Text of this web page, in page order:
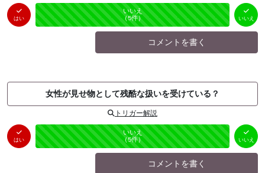
はい
はい
（0件）
未投票
いいえ
（5件） いいえ
コメントを書く
女性が見せ物として残酷な扱いを受けている？
トリガー解説
はい
はい
（0件）
未投票
いいえ
（5件） いいえ
コメントを書く